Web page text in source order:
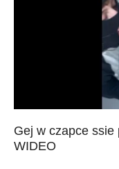
Gej w czapce ssie
WIDEO